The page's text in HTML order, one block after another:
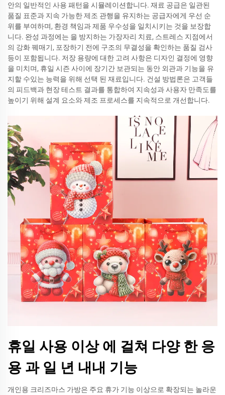
안의 일반적인 사용 패턴을 시뮬레이션합니다. 재료 공급은 일관된
품질 표준과 지속 가능한 제조 관행을 유지하는 공급자에게 우선 순
위를 부여하며, 환경 책임과 제품 우수성을 일치시키는 것을 보장합
니다. 완성 과정에는 을 방지하는 가장자리 치료, 스트레스 지점에서
의 강화 꿰매기, 포장하기 전에 구조의 무결성을 확인하는 품질 검사
등이 포함됩니다. 저장 용량에 대한 고려 사항은 디자인 결정에 영향
을 미치며, 휴일 시즌 사이에 장기간 보관되는 동안 외관과 기능을 유
지할 수있는 능력을 위해 선택 된 재료입니다. 건설 방법론은 고객들
의 피드백과 현장 테스트 결과를 통합하여 지속성과 사용자 만족도를
높이기 위해 설계 요소와 제조 프로세스를 지속적으로 개선합니다.
휴일 사용 이상 에 걸쳐 다양 한 응
용 과 일 년 내내 기능
개인용 크리즈마스 가방은 주요 휴가 기능 이상으로 확장되는 놀라운